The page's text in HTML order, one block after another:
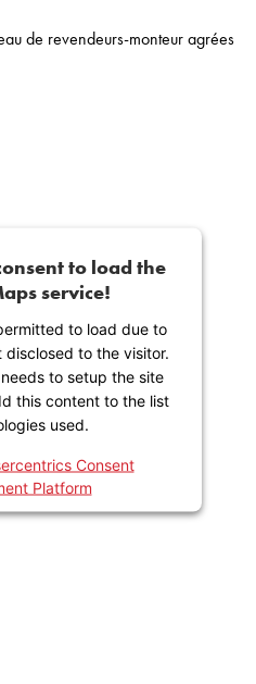
de revendeurs-monteur agrées
to load the
service!
to load due to
to the visitor.
to setup the site
this content to the list
used.
Consent
Platform